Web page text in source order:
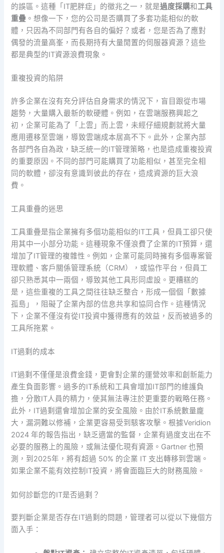
的誤區。這種「IT肥胖症」的徵兆之一，就是過度採購和工具
重疊 。想像一下，您的公司是否購買了多套功能相似的軟
體，只因為不同部門有各自的偏好？或者，您是否為了應對
偶發的流量高峯，而長期持有大量閒置的伺服器資源？這些
都是典型的IT資源浪費現象。
重複投資的陷阱
許多企業在沒有充分評估自身需求的情況下，盲目跟從市場
趨勢，大量購入最新的軟硬體。例如，在雲端服務興起之
初，企業可能為了「上雲」而上雲，未經仔細規劃就將大量
應用遷移至雲端，導致雲端成本居高不下。此外，企業內部
各部門各自為政，缺乏統一的IT管理策略，也是造成重複投資
的重要原因。不同的部門可能購買了功能相似，甚至完全相
同的軟體，卻沒有意識到彼此的存在，造成資源的巨大浪
費。
工具重疊的迷思
工具重疊是指企業擁有多個功能相似的IT工具，但員工卻只使
用其中一小部分功能。這種現象不僅浪費了企業的IT預算，還
增加了IT管理的複雜性。例如，企業可能同時擁有多個專案管
理軟體、客戶關係管理系統（CRM），或協作平台，但員工
卻只熟悉其中一兩個，導致其他工具形同虛設。更糟糕的
是，這些重複的工具之間往往缺乏整合，形成一個個「數據
孤島」，阻礙了企業內部的信息共享和協同合作。這種情況
下，企業不僅沒有從IT投資中獲得應有的效益，反而被過多的
工具所拖累。
IT過剩的成本
IT過剩不僅僅是浪費金錢，更會對企業的運營效率和創新能力
產生負面影響。過多的IT系統和工具會增加IT部門的維護負
擔，分散IT人員的精力，使其無法專注於更重要的戰略任務。
此外，IT過剩還會增加企業的安全風險。由於IT系統數量龐
大，漏洞難以修補，企業更容易受到駭客攻擊。根據Veridion
2024 年的報告指出，缺乏適當的監督，企業有過度支出在不
必要的服務上的風險，或無法優化現有資源。Gartner 也預
測，到2025年，將有超過 50% 的企業 IT 支出轉移到雲端。
如果企業不能有效控制IT投資，將會面臨巨大的財務風險。
如何診斷您的IT是否過剩？
要判斷企業是否存在IT過剩的問題，管理者可以從以下幾個方
面入手：